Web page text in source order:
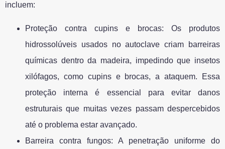
incluem:
Proteção contra cupins e brocas: Os produtos
hidrossolúveis usados no autoclave criam barreiras
químicas dentro da madeira, impedindo que insetos
xilófagos, como cupins e brocas, a ataquem. Essa
proteção interna é essencial para evitar danos
estruturais que muitas vezes passam despercebidos
até o problema estar avançado.
Barreira contra fungos: A penetração uniforme do